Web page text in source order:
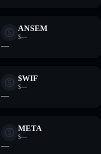
ANSEM
$—
—
$WIF
$—
—
META
$—
—